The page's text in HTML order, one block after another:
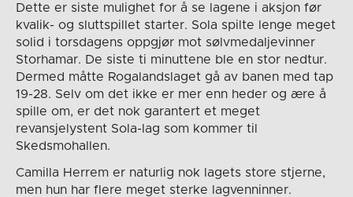
Dette er siste mulighet for å se lagene i aksjon før
kvalik- og sluttspillet starter. Sola spilte lenge meget
solid i torsdagens oppgjør mot sølvmedaljevinner
Storhamar. De siste ti minuttene ble en stor nedtur.
Dermed måtte Rogalandslaget gå av banen med tap
19-28. Selv om det ikke er mer enn heder og ære å
spille om, er det nok garantert et meget
revansjelystent Sola-lag som kommer til
Skedsmohallen.
Camilla Herrem er naturlig nok lagets store stjerne,
men hun har flere meget sterke lagvenninner.